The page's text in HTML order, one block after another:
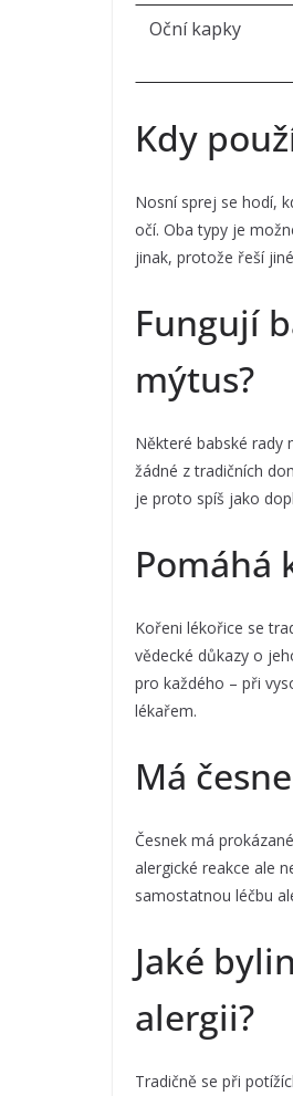
Oční kapky
Kdy
Nosní sprej se hodí,
očí. Oba typy je
jinak, protože řeší
Fungují
mýtus?
Některé babské rady
žádné z tradičních
je proto spíš jako
Pomáhá
Kořeni lékořice se
vědecké důkazy o
pro každého – při
lékařem.
Má
Česnek má
alergické reakce ale
samostatnou léčbu
Jaké
alergii?
Tradičně se při